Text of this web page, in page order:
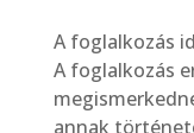
A foglalkozás
A foglalkozás
annak